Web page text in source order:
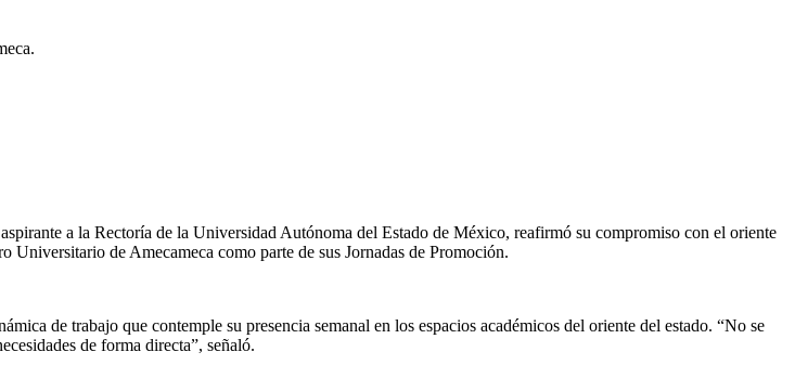
a la Rectoría de la Universidad Autónoma del Estado de México, reafirmó su compromiso con el oriente
Universitario de Amecameca como parte de sus Jornadas de Promoción.
de trabajo que contemple su presencia semanal en los espacios académicos del oriente del estado. “No se
de forma directa”, señaló.